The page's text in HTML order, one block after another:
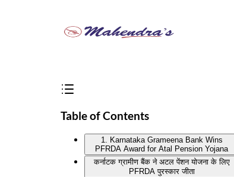
Table of Contents
1. Karnataka Grameena Bank Wins
PFRDA Award for Atal Pension Yojana
कर्नाटक ग्रामीण बैंक ने अटल पेंशन योजना के लिए
PFRDA पुरस्कार जीता